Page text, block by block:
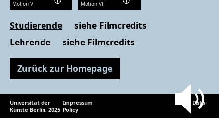
unterschiedliche Aufgaben
wie Konzeption,
Ausführung, Video-
Dokumentation bis hin zur
der rund 40-köpfigen
den Bau des Gebildes
performative Bespielung
gab es einen einzigen Tag,
immer Freitags von 10-24
Motion V
Motion VI
Studierende
siehe Filmcredits
Lehrende
siehe Filmcredits
Zurück zur Homepage
Universität der
Künste Berlin, 2025
Impressum
Data-
Policy